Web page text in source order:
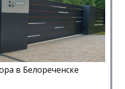
в Белореченске